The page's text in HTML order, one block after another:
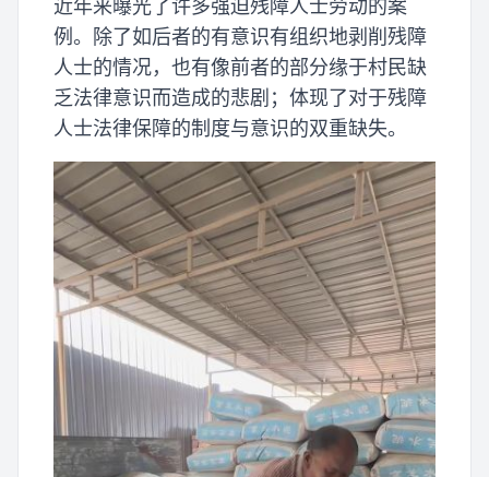
近年来曝光了许多强迫残障人士劳动的案
例。除了如后者的有意识有组织地剥削残障
人士的情况，也有像前者的部分缘于村民缺
乏法律意识而造成的悲剧；体现了对于残障
人士法律保障的制度与意识的双重缺失。